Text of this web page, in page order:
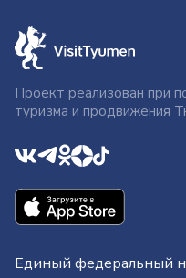
Проект реализован при
туризма и продвижения
Единый федеральный